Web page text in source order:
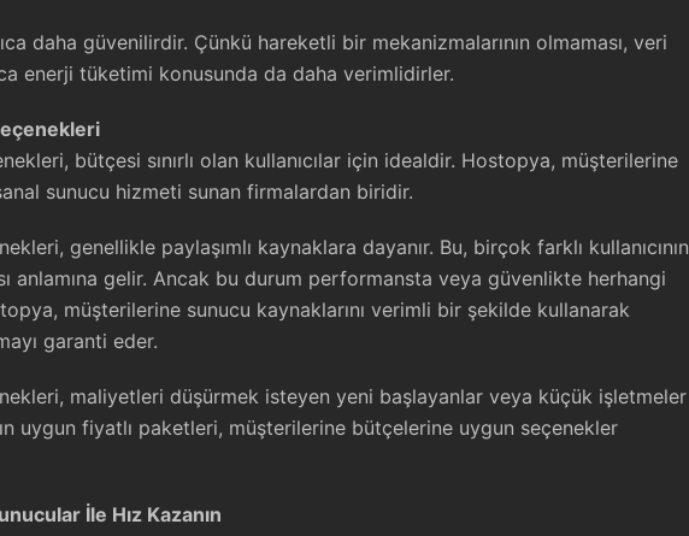
daha güvenilirdir. Çünkü hareketli bir mekanizmalarının olmaması, veri
enerji tüketimi konusunda da daha verimlidirler.
bütçesi sınırlı olan kullanıcılar için idealdir. Hostopya, müşterilerine
sunucu hizmeti sunan firmalardan biridir.
genellikle paylaşımlı kaynaklara dayanır. Bu, birçok farklı kullanıcının
anlamına gelir. Ancak bu durum performansta veya güvenlikte herhangi
müşterilerine sunucu kaynaklarını verimli bir şekilde kullanarak
garanti eder.
maliyetleri düşürmek isteyen yeni başlayanlar veya küçük işletmeler
uygun fiyatlı paketleri, müşterilerine bütçelerine uygun seçenekler
İle Hız Kazanın